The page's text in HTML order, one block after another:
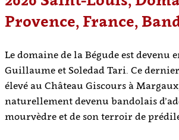
Provence, France,
Le domaine de la Bégude est devenu
Guillaume et Soledad Tari. Ce
élevé au Château Giscours à
naturellement devenu bandolais
mourvèdre et de son terroir de